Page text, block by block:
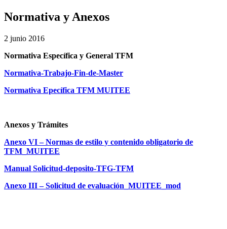
Normativa y Anexos
2 junio 2016
Normativa Específica y General TFM
Normativa-Trabajo-Fin-de-Master
Normativa Epecífica TFM MUITEE
Anexos y Trámites
Anexo VI – Normas de estilo y contenido obligatorio de
TFM_MUITEE
Manual Solicitud-deposito-TFG-TFM
Anexo III – Solicitud de evaluación_MUITEE_mod